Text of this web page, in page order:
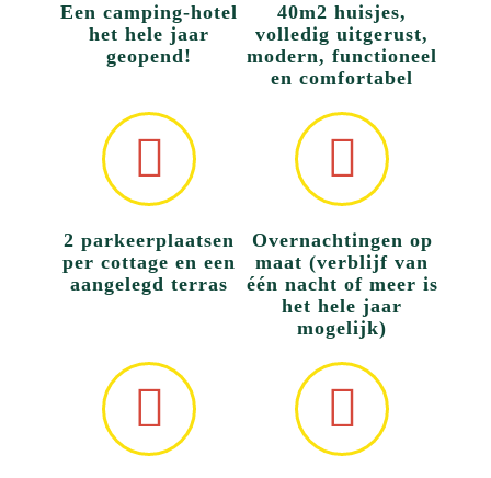
Een camping-hotel
het hele jaar
geopend!
40m2 huisjes,
volledig uitgerust,
modern, functioneel
en comfortabel
2 parkeerplaatsen
per cottage en een
aangelegd terras
Overnachtingen op
maat (verblijf van
één nacht of meer is
het hele jaar
mogelijk)